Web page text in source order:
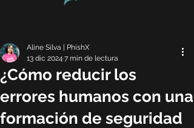
¿Cómo reducir los
errores humanos con una
formación de seguridad
Aline Silva | PhishX
13 dic 2024 7 min de lectura